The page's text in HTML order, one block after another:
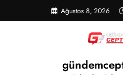
Ağustos 8, 2026